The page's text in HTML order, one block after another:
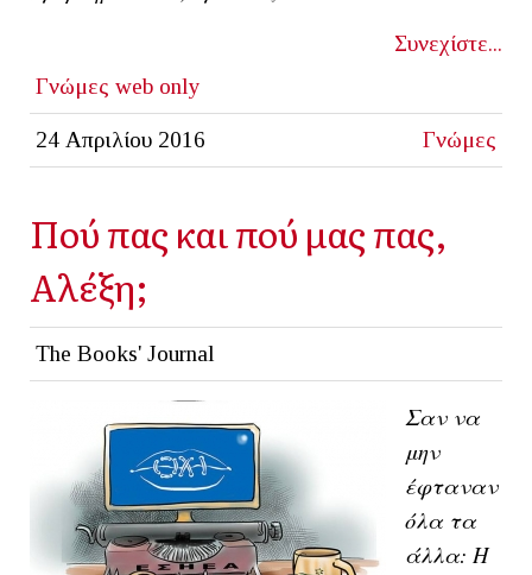
Συνεχίστε...
Γνώμες web only
24 Απριλίου 2016 Γνώμες
Πού πας και πού μας πας,
Αλέξη;
The Books' Journal
Σαν να
μην
έφταναν
όλα τα
άλλα: Η